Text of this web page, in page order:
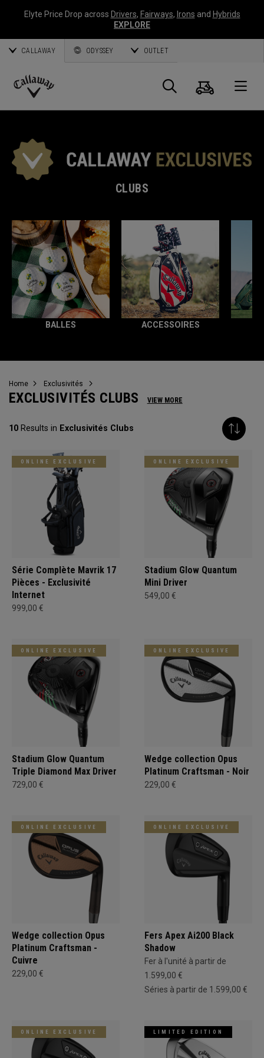
Elyte Price Drop across Drivers, Fairways, Irons and Hybrids
EXPLORE
CALLAWAY ODYSSEY OUTLET
Callaway
Panier
CLUBS
BALLES ACCESSOIRES
Home Exclusivités
EXCLUSIVITÉS CLUBS VIEW MORE
10 Results in Exclusivités Clubs
ONLINE EXCLUSIVE
Série Complète Mavrik 17
Pièces - Exclusivité
Internet
999,00 €
ONLINE EXCLUSIVE
Stadium Glow Quantum
Mini Driver
549,00 €
ONLINE EXCLUSIVE
Stadium Glow Quantum
Triple Diamond Max Driver
729,00 €
ONLINE EXCLUSIVE
Wedge collection Opus
Platinum Craftsman - Noir
229,00 €
ONLINE EXCLUSIVE
Wedge collection Opus
Platinum Craftsman -
Cuivre
229,00 €
ONLINE EXCLUSIVE
Fers Apex Ai200 Black
Shadow
Fer à l'unité à partir de
1.599,00 €
Séries à partir de 1.599,00 €
ONLINE EXCLUSIVE LIMITED EDITION